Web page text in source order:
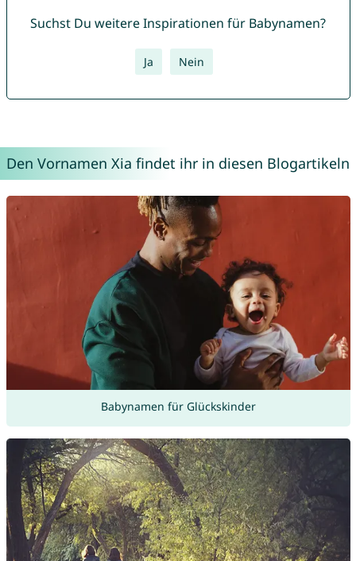
Suchst Du weitere Inspirationen für Babynamen?
Ja Nein
Den Vornamen Xia findet ihr in diesen Blogartikeln
Babynamen für Glückskinder